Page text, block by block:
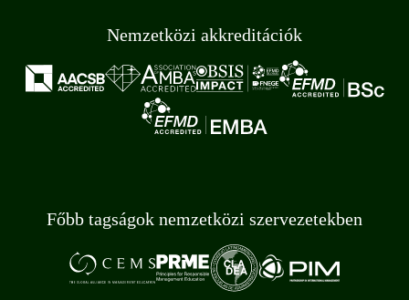
Nemzetközi akkreditációk
Főbb tagságok nemzetközi szervezetekben